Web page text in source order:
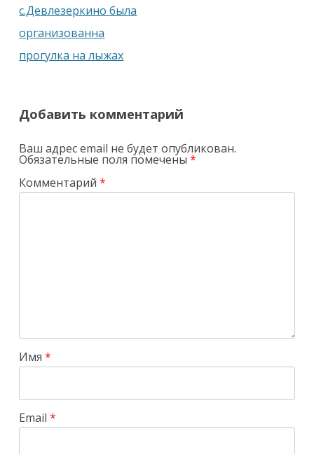
с.Девлезеркино была
организованна
прогулка на лыжах
Добавить комментарий
Ваш адрес email не будет опубликован.
Обязательные поля помечены*
Комментарий*
Имя*
Email*